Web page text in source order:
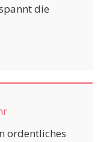
die
ordentliches